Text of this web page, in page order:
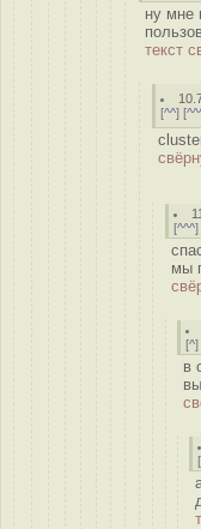
ну мне
текст
[^^] [
[^^^]
мы
[^]
в
[